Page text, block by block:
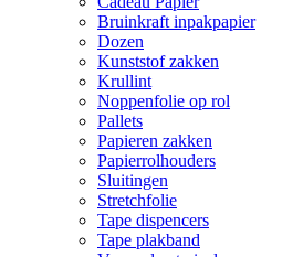
Bruinkraft inpakpapier
Dozen
Kunststof zakken
Krullint
Noppenfolie op rol
Pallets
Papieren zakken
Papierrolhouders
Sluitingen
Stretchfolie
Tape dispencers
Tape plakband